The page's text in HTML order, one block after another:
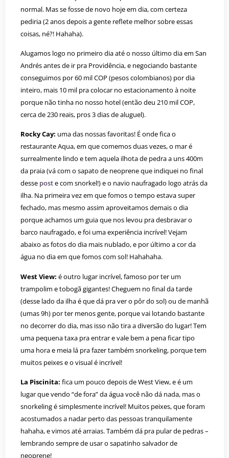
normal. Mas se fosse de novo hoje em dia, com certeza
pediria (2 anos depois a gente reflete melhor sobre essas
coisas, né?! Hahaha).
Alugamos logo no primeiro dia até o nosso último dia em San
Andrés antes de ir pra Providência, e negociando bastante
conseguimos por 60 mil COP (pesos colombianos) por dia
inteiro, mais 10 mil pra colocar no estacionamento à noite
porque não tinha no nosso hotel (então deu 210 mil COP,
cerca de 230 reais, pros 3 dias de aluguel).
Rocky Cay: uma das nossas favoritas! É onde fica o
restaurante Aqua, em que comemos duas vezes, o mar é
surrealmente lindo e tem aquela ilhota de pedra a uns 400m
da praia (vá com o sapato de neoprene que indiquei no final
desse poste com snorkel!) e o navio naufragado logo atrás da
ilha. Na primeira vez em que fomos o tempo estava super
fechado, mas mesmo assim aproveitamos demais o dia
porque achamos um guia que nos levou pra desbravar o
barco naufragado, e foi uma experiência incrível! Vejam
abaixo as fotos do dia mais nublado, e por último a cor da
água no dia em que fomos com sol! Hahahaha.
West View: é outro lugar incrível, famoso por ter um
trampolim e tobogã gigantes! Cheguem no final da tarde
(desse lado da ilha é que dá pra ver o pôr do sol) ou de manhã
(umas 9h) por ter menos gente, porque vai lotando bastante
no decorrer do dia, mas isso não tira a diversão do lugar! Tem
uma pequena taxa pra entrar e vale bem a pena ficar tipo
uma hora e meia lá pra fazer também snorkeling, porque tem
muitos peixes e o visual é incrível!
La Piscinita: fica um pouco depois de West View, e é um
lugar que vendo “de fora” da água você não dá nada, mas o
snorkeling é simplesmente incrível! Muitos peixes, que foram
acostumados a nadar perto das pessoas tranquilamente
hahaha, e vimos até arraias. Também dá pra pular de pedras –
lembrando sempre de usar o sapatinho salvador de
neoprene!